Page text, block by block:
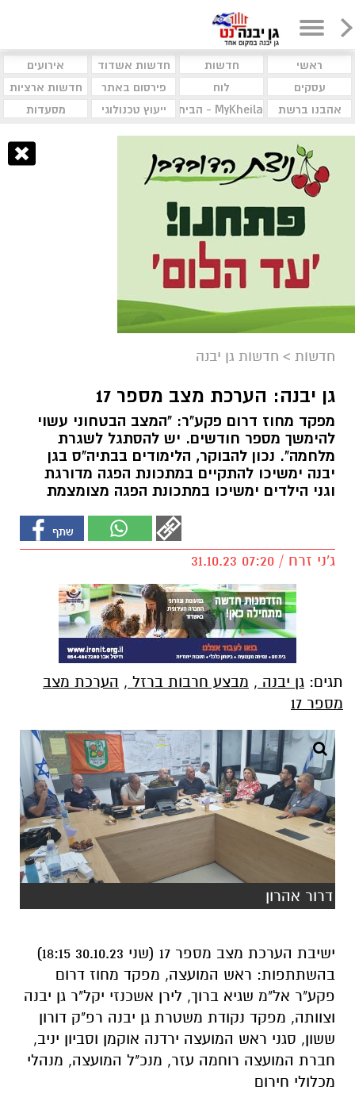
ראשי חדשות חדשות אשדוד
אירועים
עסקים
לוח פירסום באתר
חדשות ארציות
אהבנו ברשת
MyKheila - הבית לעסקים וקהילות ייעוץ טכנולוגי מסעדות
חדשות > חדשות גן יבנה
גן יבנה: הערכת מצב מספר 17
מפקד מחוז דרום פקע"ר: "המצב הבטחוני עשוי
להימשך מספר חודשים. יש להסתגל לשגרת
מלחמה". נכון להבוקר, הלימודים בבתיה"ס בגן
יבנה ימשיכו להתקיים במתכונת הפגה מדורגת
וגני הילדים ימשיכו במתכונת הפגה מצומצמת
ג'ני זרח / 07:20 31.10.23
תגים: גן יבנה , מבצע חרבות ברזל , הערכת מצב
מספר 17
דרור אהרון
ישיבת הערכת מצב מספר 17 (שני 30.10.23 18:15)
בהשתתפות: ראש המועצה, מפקד מחוז דרום
פקע"ר אל"מ שגיא ברוך, לירן אשכנזי יקל"ר גן יבנה
וצוותה, מפקד נקודת משטרת גן יבנה רפ"ק דורון
ששון, סגני ראש המועצה ירדנה אוקמן וסביון יניב,
חברת המועצה רוחמה עזר, מנכ"ל המועצה, מנהלי
מכלולי חירום